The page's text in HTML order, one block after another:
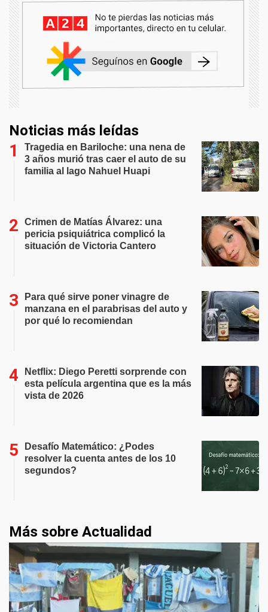
Noticias más leídas
Tragedia en Bariloche: una nena de
3 años murió tras caer el auto de su
familia al lago Nahuel Huapi
Crimen de Matías Álvarez: una
pericia psiquiátrica complicó la
situación de Victoria Cantero
Para qué sirve poner vinagre de
manzana en el parabrisas del auto y
por qué lo recomiendan
Netflix: Diego Peretti sorprende con
esta película argentina que es la más
vista de 2026
Desafío Matemático: ¿Podes
resolver la cuenta antes de los 10
segundos?
Más sobre Actualidad